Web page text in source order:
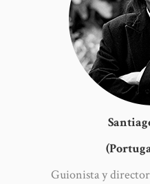
Guionista y